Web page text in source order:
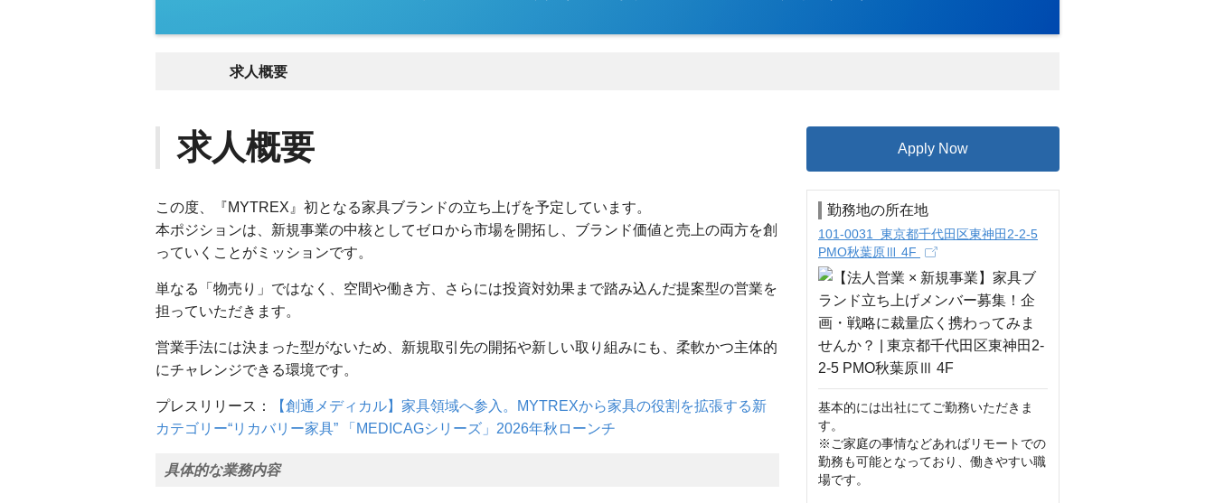
求人概要
求人概要
この度、『MYTREX』初となる家具ブランドの立ち上げを予定しています。
本ポジションは、新規事業の中核としてゼロから市場を開拓し、ブランド価値と売上の両方を創
っていくことがミッションです。
単なる「物売り」ではなく、空間や働き方、さらには投資対効果まで踏み込んだ提案型の営業を
担っていただきます。
営業手法には決まった型がないため、新規取引先の開拓や新しい取り組みにも、柔軟かつ主体的
にチャレンジできる環境です。
プレスリリース：
【創通メディカル】家具領域へ参入。MYTREXから家具の役割を拡張する新
カテゴリー“リカバリー家具” 「MEDICAGシリーズ」2026年秋ローンチ
具体的な業務内容
Apply Now
勤務地の所在地
101-0031 東京都千代田区東神田2-2-5
PMO秋葉原Ⅲ 4F
基本的には出社にてご勤務いただきま
す。
※ご家庭の事情などあればリモートでの
勤務も可能となっており、働きやすい職
場です。